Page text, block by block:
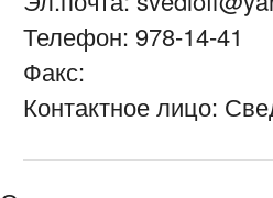
Телефон: 978-14-41
Факс:
Контактное лицо: